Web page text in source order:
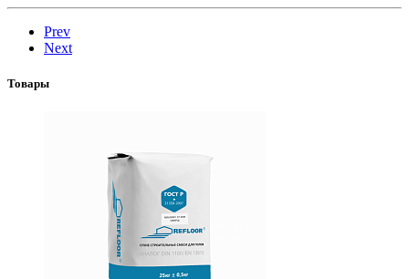
Prev
Next
Товары